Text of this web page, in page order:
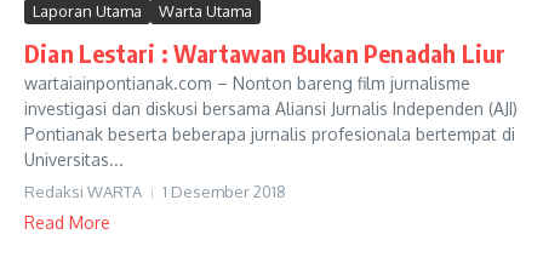
Laporan Utama Warta Utama
Dian Lestari : Wartawan Bukan Penadah Liur
wartaiainpontianak.com – Nonton bareng film jurnalisme
investigasi dan diskusi bersama Aliansi Jurnalis Independen (AJI)
Pontianak beserta beberapa jurnalis profesionala bertempat di
Universitas...
Redaksi WARTA 1 Desember 2018
Read More